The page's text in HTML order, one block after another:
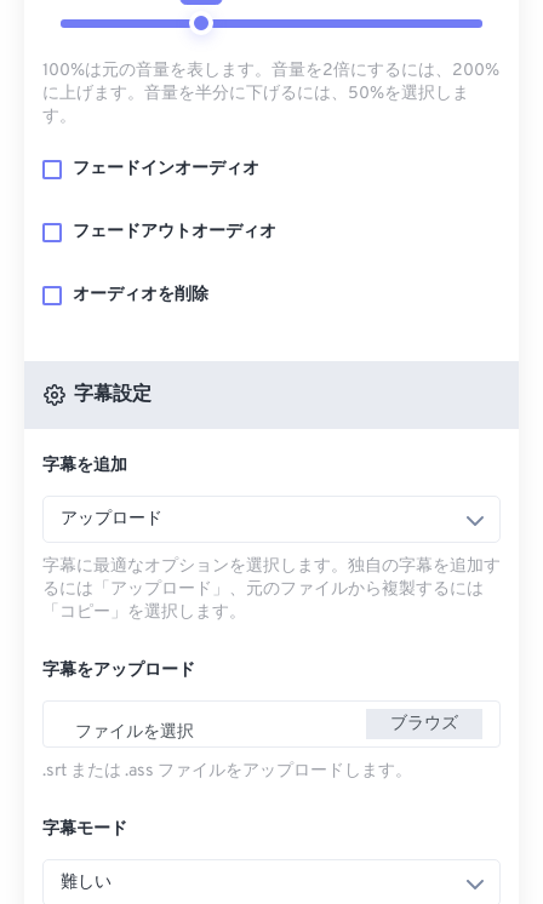
100%は元の音量を表します。音量を2倍にするには、200%
に上げます。音量を半分に下げるには、50%を選択しま
す。
フェードインオーディオ
フェードアウトオーディオ
オーディオを削除
字幕設定
字幕を追加
アップロード
字幕に最適なオプションを選択します。独自の字幕を追加す
るには「アップロード」、元のファイルから複製するには
「コピー」を選択します。
字幕をアップロード
ファイルを選択 ブラウズ
.srt または .ass ファイルをアップロードします。
字幕モード
難しい